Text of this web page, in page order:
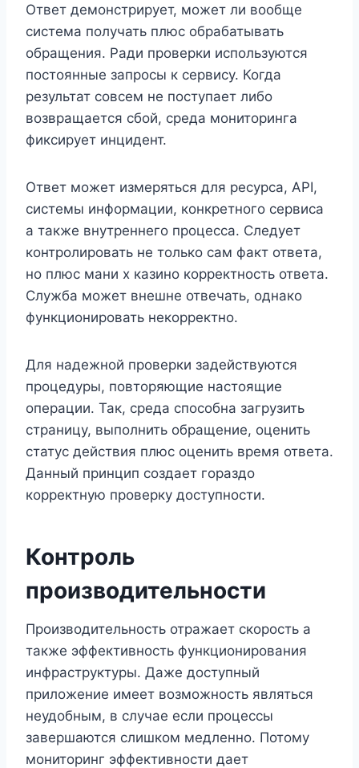
Ответ демонстрирует, может ли вообще
система получать плюс обрабатывать
обращения. Ради проверки используются
постоянные запросы к сервису. Когда
результат совсем не поступает либо
возвращается сбой, среда мониторинга
фиксирует инцидент.
Ответ может измеряться для ресурса, API,
системы информации, конкретного сервиса
а также внутреннего процесса. Следует
контролировать не только сам факт ответа,
но плюс мани х казино корректность ответа.
Служба может внешне отвечать, однако
функционировать некорректно.
Для надежной проверки задействуются
процедуры, повторяющие настоящие
операции. Так, среда способна загрузить
страницу, выполнить обращение, оценить
статус действия плюс оценить время ответа.
Данный принцип создает гораздо
корректную проверку доступности.
Контроль
производительности
Производительность отражает скорость а
также эффективность функционирования
инфраструктуры. Даже доступный
приложение имеет возможность являться
неудобным, в случае если процессы
завершаются слишком медленно. Потому
мониторинг эффективности дает